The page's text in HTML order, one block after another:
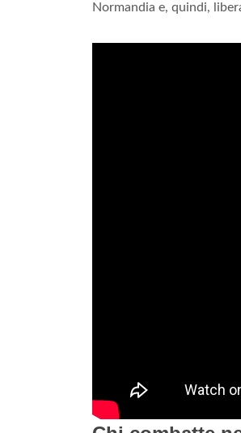
Normandia e, quindi,